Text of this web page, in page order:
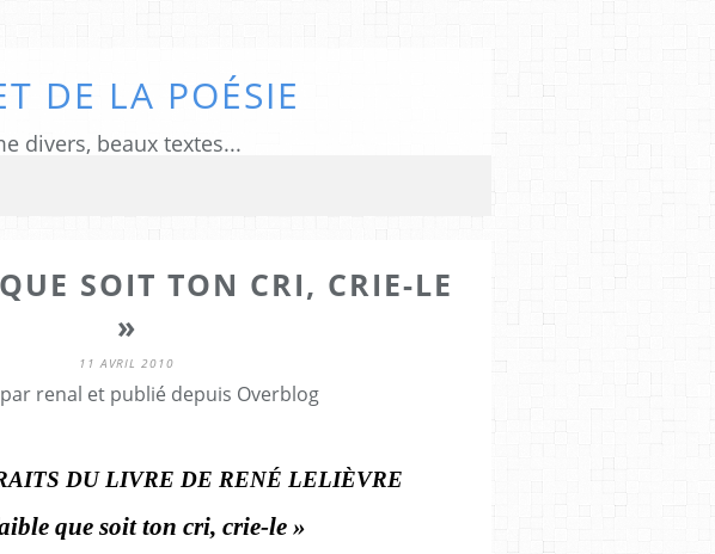
DE LA POÉSIE
divers, beaux textes...
SOIT TON CRI, CRIE-LE
»
11 AVRIL 2010
renal et publié depuis Overblog
DU LIVRE DE RENÉ LELIÈVRE
que soit ton cri, crie-le »